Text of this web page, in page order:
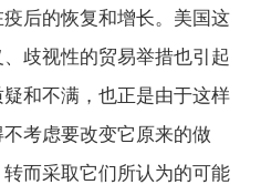
后的恢复和增长。美国这
歧视性的贸易举措也引起
和不满，也正是由于这样
考虑要改变它原来的做
而采取它们所认为的可能